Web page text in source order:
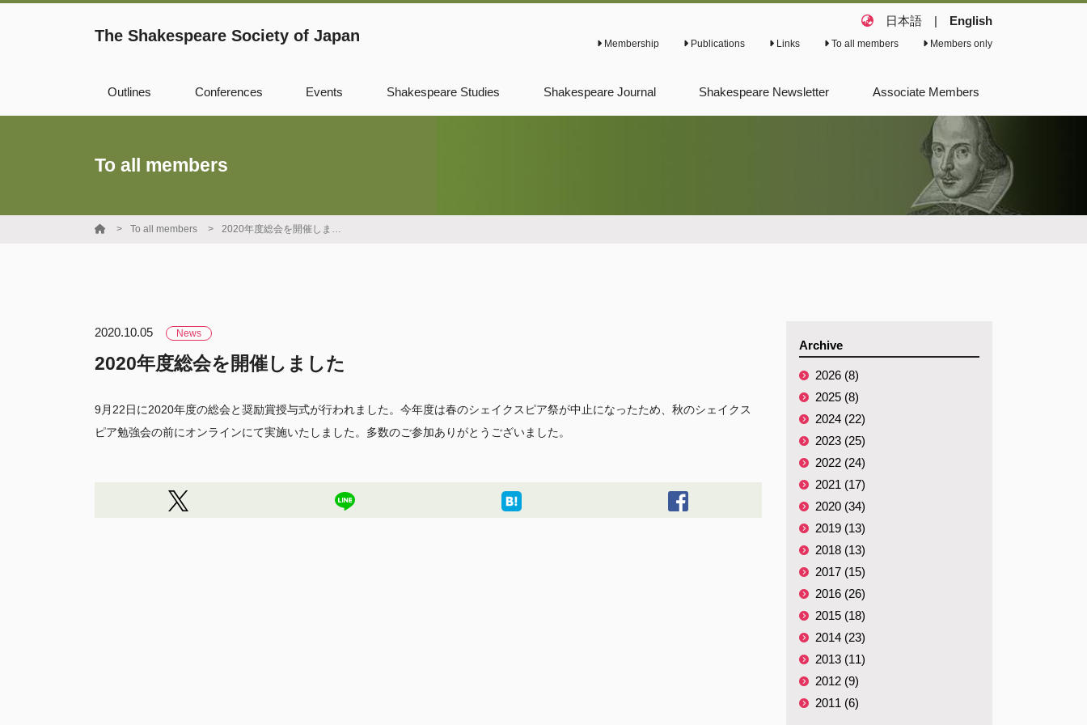
The Shakespeare Society of Japan Membership Publications Links To all members Members only
日本語 | English
Outlines
Records
Conferences Events Shakespeare Studies
Previous Shakespeare
Shakespeare Journal
Previous Shakespeare
Shakespeare Newsletter
Previous Shakespeare
Associate Members
To all members
To all members 2020年度総会を開催しました
2020.10.05 News
2020年度総会を開催しました
9月22日に2020年度の総会と奨励賞授与式が行われました。今年度は春のシェイクスピア祭が中止になったため、秋のシェイクス
ピア勉強会の前にオンラインにて実施いたしました。多数のご参加ありがとうございました。
Archive
2026 (8)
2025 (8)
2024 (22)
2023 (25)
2022 (24)
2021 (17)
2020 (34)
2019 (13)
2018 (13)
2017 (15)
2016 (26)
2015 (18)
2014 (23)
2013 (11)
2012 (9)
2011 (6)